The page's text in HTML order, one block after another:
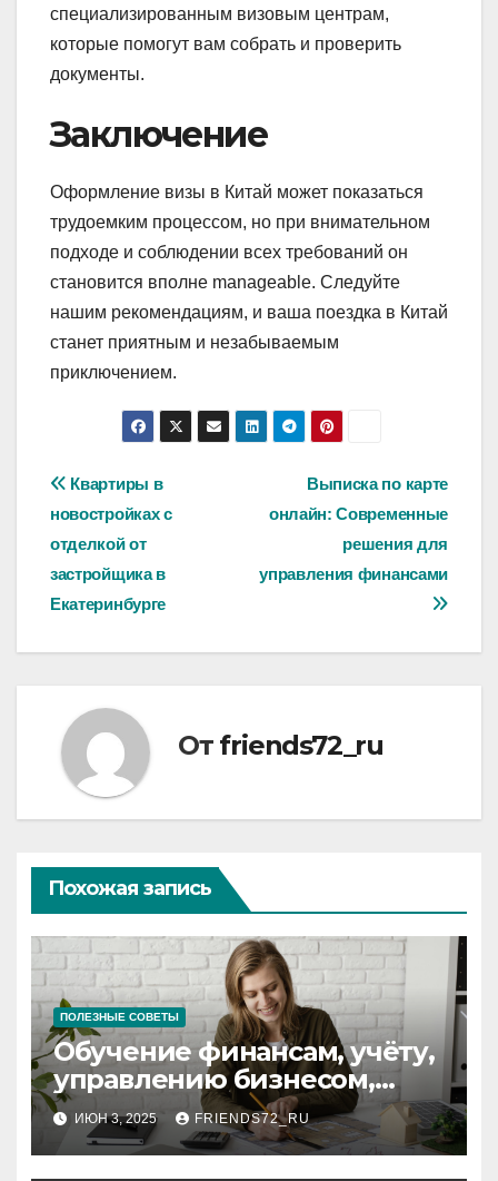
специализированным визовым центрам,
которые помогут вам собрать и проверить
документы.
Заключение
Оформление визы в Китай может показаться
трудоемким процессом, но при внимательном
подходе и соблюдении всех требований он
становится вполне manageable. Следуйте
нашим рекомендациям, и ваша поездка в Китай
станет приятным и незабываемым
приключением.
Навигация
по
записям
Выписка по карте
онлайн: Современные
решения для
управления финансами
Квартиры в
новостройках с
отделкой от
застройщика в
Екатеринбурге
От friends72_ru
Похожая запись
ПОЛЕЗНЫЕ СОВЕТЫ
Обучение финансам, учёту,
управлению бизнесом,
аудиту и
программированию:
ключевые аспекты
ИЮН 3, 2025 FRIENDS72_RU